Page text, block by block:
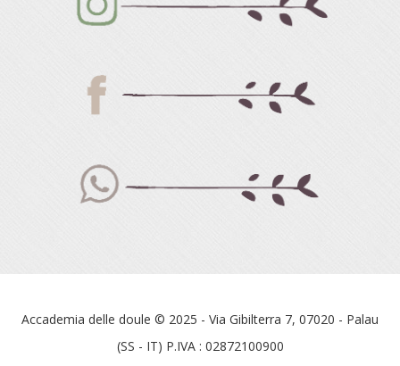
Accademia delle doule © 2025 - Via Gibilterra 7, 07020 - Palau
(SS - IT) P.IVA : 02872100900